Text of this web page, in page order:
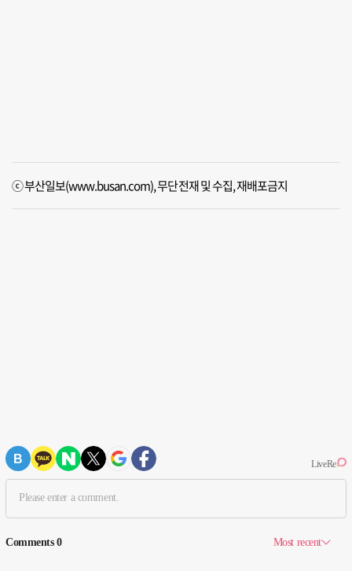
ⓒ 부산일보(www.busan.com), 무단전재 및 수집, 재배포금지